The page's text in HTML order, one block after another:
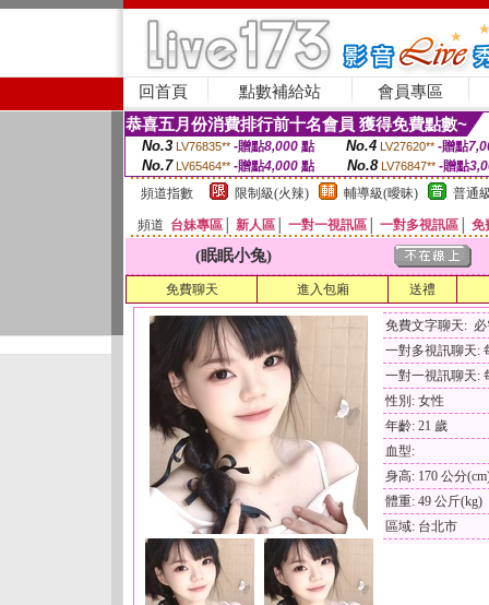
回首頁 點數補給站 會員專區
恭喜五月份消費排行前十名會員 獲得免費點數~
No.3 LV76835** -贈點8,000點 No.4 LV27620** -贈點
No.7 LV65464** -贈點4,000 點 No.8 LV76847** -贈點
頻道指數
限制級(火辣) 輔導級(曖昧) 普通
頻道 台妹專區 新人區 一對一視訊區 一對多視訊區 免
(眠眠小兔)
免費聊天 進入包廂 送禮
免費文字聊天:
一對多視訊聊天:
一對一視訊聊天:
性別: 女性
年齡: 21 歲
血型:
身高: 170 公分
體重: 49 公斤(kg)
區域: 台北市